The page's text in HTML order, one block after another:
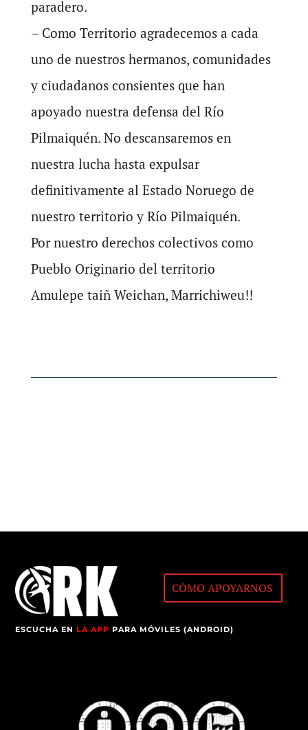
paradero.
– Como Territorio agradecemos a cada
uno de nuestros hermanos, comunidades
y ciudadanos consientes que han
apoyado nuestra defensa del Río
Pilmaiquén. No descansaremos en
nuestra lucha hasta expulsar
definitivamente al Estado Noruego de
nuestro territorio y Río Pilmaiquén.
Por nuestro derechos colectivos como
Pueblo Originario del territorio
Amulepe taiñ Weichan, Marrichiweu!!
CÓMO APOYARNOS
ESCUCHA ENLA APP PARA MÓVILES (ANDROID)